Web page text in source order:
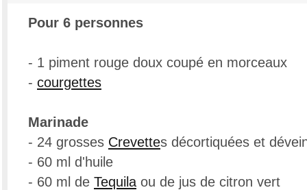
Pour 6 personnes
- 1 piment rouge doux coupé en morceaux
- courgettes
Marinade
- 24 grosses Crevettes décortiquées et
- 60 ml d'huile
- 60 ml de Tequila ou de jus de citron vert